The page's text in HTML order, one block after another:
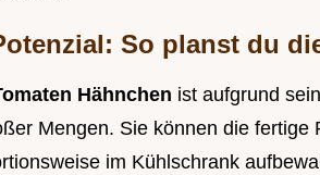
So planst du
Hähnchen ist aufgrund
Mengen. Sie können die fertige
im Kühlschrank